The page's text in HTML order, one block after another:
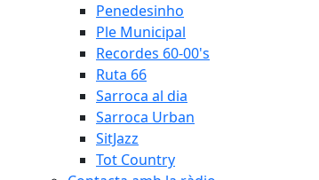
Penedesinho
Ple Municipal
Recordes 60-00's
Ruta 66
Sarroca al dia
Sarroca Urban
SitJazz
Tot Country